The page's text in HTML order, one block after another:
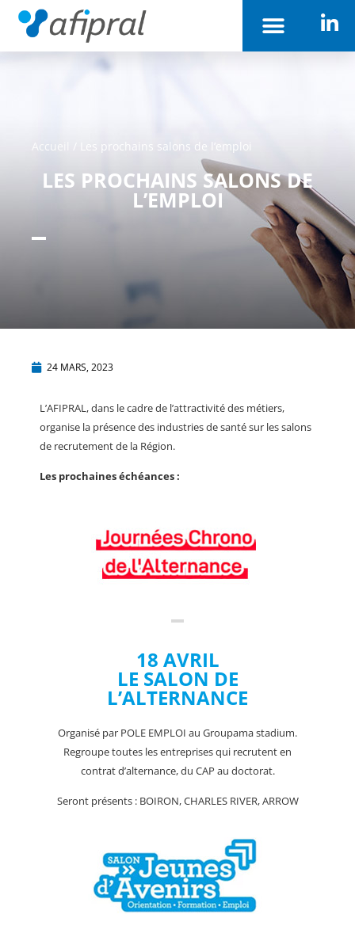
Accueil / Les prochains salons de l’emploi
LES PROCHAINS SALONS DE
L’EMPLOI
24 MARS, 2023
L’AFIPRAL, dans le cadre de l’attractivité des métiers,
organise la présence des industries de santé sur les salons
de recrutement de la Région.
Les prochaines échéances :
18 AVRIL
LE SALON DE
L’ALTERNANCE
Organisé par POLE EMPLOI au Groupama stadium.
Regroupe toutes les entreprises qui recrutent en
contrat d’alternance, du CAP au doctorat.
Seront présents : BOIRON, CHARLES RIVER, ARROW